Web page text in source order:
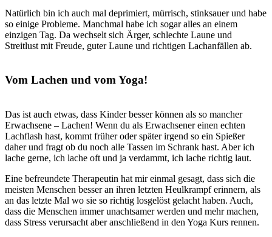
Natürlich bin ich auch mal deprimiert, mürrisch, stinksauer und habe
so einige Probleme. Manchmal habe ich sogar alles an einem
einzigen Tag. Da wechselt sich Ärger, schlechte Laune und
Streitlust mit Freude, guter Laune und richtigen Lachanfällen ab.
Vom Lachen und vom Yoga!
Das ist auch etwas, dass Kinder besser können als so mancher
Erwachsene – Lachen! Wenn du als Erwachsener einen echten
Lachflash hast, kommt früher oder später irgend so ein Spießer
daher und fragt ob du noch alle Tassen im Schrank hast. Aber ich
lache gerne, ich lache oft und ja verdammt, ich lache richtig laut.
Eine befreundete Therapeutin hat mir einmal gesagt, dass sich die
meisten Menschen besser an ihren letzten Heulkrampf erinnern, als
an das letzte Mal wo sie so richtig losgelöst gelacht haben. Auch,
dass die Menschen immer unachtsamer werden und mehr machen,
dass Stress verursacht aber anschließend in den Yoga Kurs rennen.